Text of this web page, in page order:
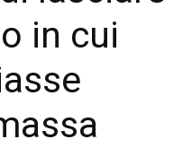
in cui